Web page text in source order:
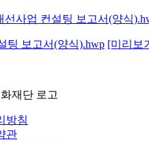
선사업 컨설팅 보고서(양식
팅 보고서(양식).hwp [미리보
방침
관